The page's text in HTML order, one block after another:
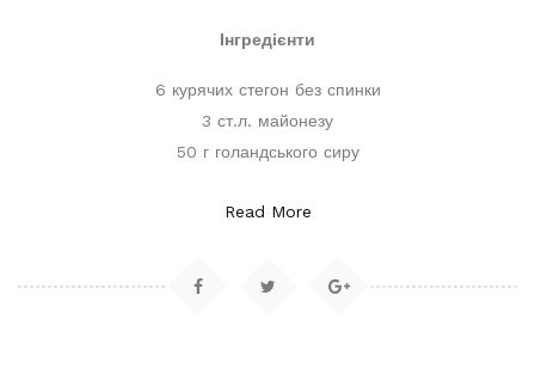
Інгредієнти
6 курячих стегон без спинки
3 ст.л. майонезу
50 г голандського сиру
Read More